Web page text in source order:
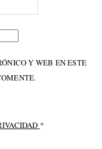
Y WEB EN ESTE
*